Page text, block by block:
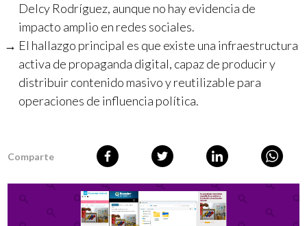
Delcy Rodríguez, aunque no hay evidencia de
impacto amplio en redes sociales.
El hallazgo principal es que existe una infraestructura
activa de propaganda digital, capaz de producir y
distribuir contenido masivo y reutilizable para
operaciones de influencia política.
Comparte